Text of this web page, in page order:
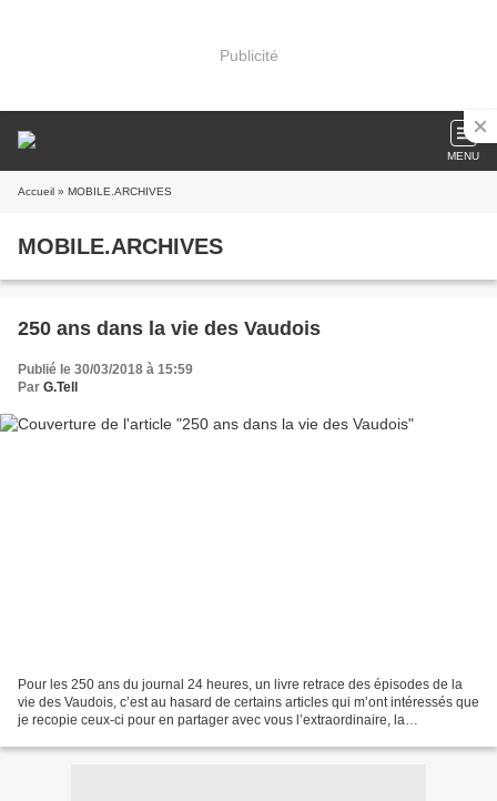
Publicité
MENU
Accueil » MOBILE.ARCHIVES
MOBILE.ARCHIVES
250 ans dans la vie des Vaudois
Publié le 30/03/2018 à 15:59
Par G.Tell
Pour les 250 ans du journal 24 heures, un livre retrace des épisodes de la
vie des Vaudois, c’est au hasard de certains articles qui m’ont intéressés que
je recopie ceux-ci pour en partager avec vous l’extraordinaire, la